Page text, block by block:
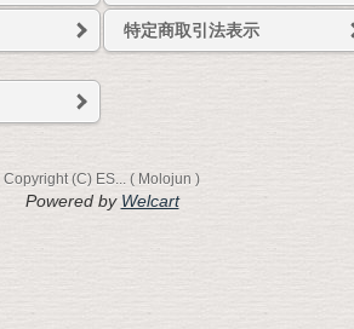
特定商取引法表示
Copyright (C) ES... ( Molojun )
Powered by Welcart